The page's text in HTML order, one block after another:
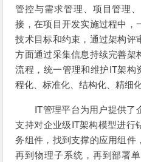
管控与需求管理、项目管理
接，在项目开发实施过程中，
技术目标和约束，通过架构评
方面通过采集信息持续完善架
流程，统一管理和维护IT架构
程化、标准化、结构化、精细
IT管理平台为用户提供了
支持对企业级IT架构模型进行
务组件，找到支撑的应用组件
再到物理子系统，再到部署